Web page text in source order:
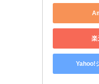
楽
Yahoo!